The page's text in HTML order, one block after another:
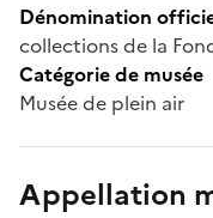
Dénomination
collections de la
Catégorie de musée
Musée de plein air
Appellation